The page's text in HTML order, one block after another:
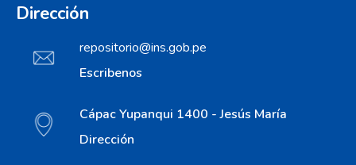
Dirección
repositorio@ins.gob.pe
Escribenos
Cápac Yupanqui 1400 - Jesús María
Dirección